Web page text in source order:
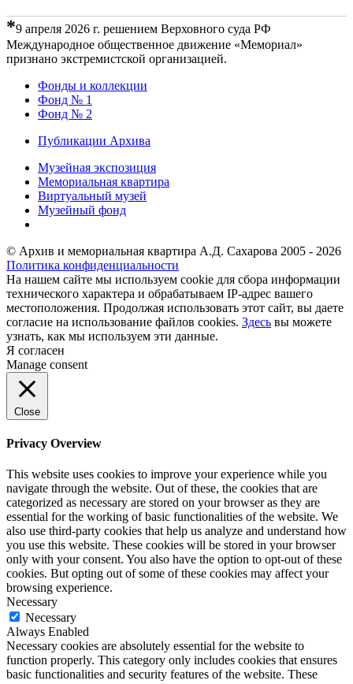
*9 апреля 2026 г. решением Верховного суда РФ
Международное общественное движение «Мемориал»
признано экстремистской организацией.
Фонды и коллекции
Фонд № 1
Фонд № 2
Публикации Архива
Музейная экспозиция
Мемориальная квартира
Виртуальный музей
Музейный фонд
© Архив и мемориальная квартира А.Д. Сахарова 2005 - 2026
Политика конфиденциальности
На нашем сайте мы используем cookie для сбора информации
технического характера и обрабатываем IP-адрес вашего
местоположения. Продолжая использовать этот сайт, вы даете
согласие на использование файлов cookies. Здесь вы можете
узнать, как мы используем эти данные.
Я согласен
Manage consent
Close
Privacy Overview
This website uses cookies to improve your experience while you
navigate through the website. Out of these, the cookies that are
categorized as necessary are stored on your browser as they are
essential for the working of basic functionalities of the website. We
also use third-party cookies that help us analyze and understand how
you use this website. These cookies will be stored in your browser
only with your consent. You also have the option to opt-out of these
cookies. But opting out of some of these cookies may affect your
browsing experience.
Necessary
Necessary
Always Enabled
Necessary cookies are absolutely essential for the website to
function properly. This category only includes cookies that ensures
basic functionalities and security features of the website. These